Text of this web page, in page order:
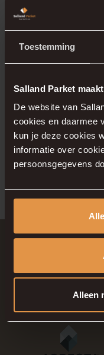
Toestemming
Salland Parket
De website van
cookies en daarmee
kun je deze cookies
informatie over
persoonsgegevens
Alleen
in te richten.
mogelijkheden.
uw
uitstraling krijgt
vragen? Neem